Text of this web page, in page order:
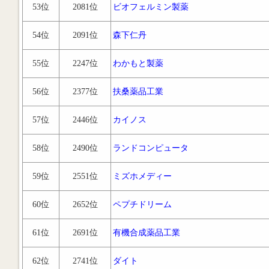
53位 2081位 ビオフェルミン製薬
54位 2091位 森下仁丹
55位 2247位 わかもと製薬
56位 2377位 扶桑薬品工業
57位 2446位 カイノス
58位 2490位 ランドコンピュータ
59位 2551位 ミズホメディー
60位 2652位 ペプチドリーム
61位 2691位 有機合成薬品工業
62位 2741位 ダイト